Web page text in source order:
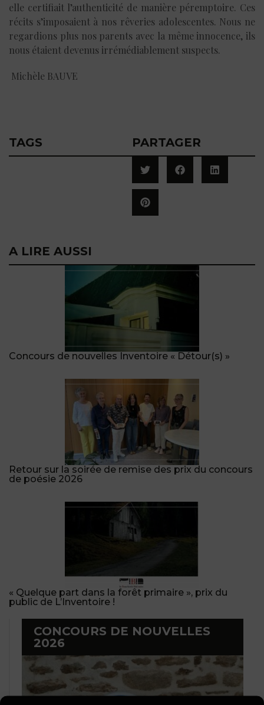
elle certifiait l’authenticité de manière péremptoire. Ces
récits s’imposaient à nos rêveries adolescentes. Nous ne
regardions plus nos parents avec la même innocence, ils
nous étaient devenus irrémédiablement suspects.
Michèle BAUVE
TAGS PARTAGER
A LIRE AUSSI
Concours de nouvelles Inventoire « Détour(s) »
Retour sur la soirée de remise des prix du concours
de poésie 2026
« Quelque part dans la forêt primaire », prix du
public de L’Inventoire !
CONCOURS DE NOUVELLES
2026